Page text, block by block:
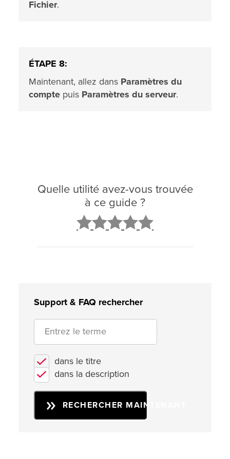
Fichier.
ÉTAPE 8:
Maintenant, allez dans Paramètres du
compte puis Paramètres du serveur.
Quelle utilité avez-vous trouvée
à ce guide ?
Support & FAQ rechercher
dans le titre
dans la description
RECHERCHER MAINTENANT